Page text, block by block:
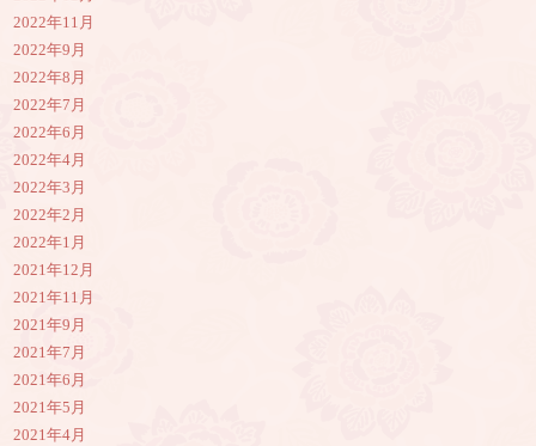
2022年11月
2022年9月
2022年8月
2022年7月
2022年6月
2022年4月
2022年3月
2022年2月
2022年1月
2021年12月
2021年11月
2021年9月
2021年7月
2021年6月
2021年5月
2021年4月